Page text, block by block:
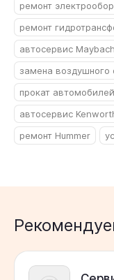
ремонт
ремонт
автосервис Maybach
замена воздушного
прокат
автосервис
ремонт Hummer